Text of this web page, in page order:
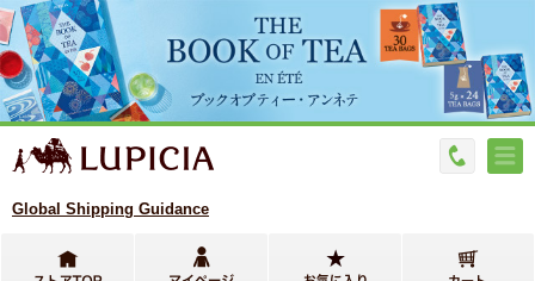
Global Shipping Guidance